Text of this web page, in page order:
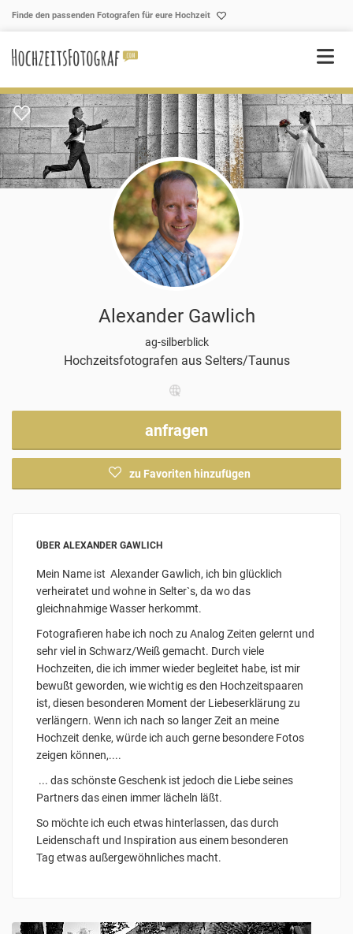
Finde den passenden Fotografen für eure Hochzeit
Alexander Gawlich
ag-silberblick
Hochzeitsfotografen aus Selters/Taunus
anfragen
zu Favoriten hinzufügen
ÜBER ALEXANDER GAWLICH
Mein Name ist Alexander Gawlich, ich bin glücklich
verheiratet und wohne in Selter`s, da wo das
gleichnahmige Wasser herkommt.
Fotografieren habe ich noch zu Analog Zeiten gelernt und
sehr viel in Schwarz/Weiß gemacht. Durch viele
Hochzeiten, die ich immer wieder begleitet habe, ist mir
bewußt geworden, wie wichtig es den Hochzeitspaaren
ist, diesen besonderen Moment der Liebeserklärung zu
verlängern. Wenn ich nach so langer Zeit an meine
Hochzeit denke, würde ich auch gerne besondere Fotos
zeigen können,....
... das schönste Geschenk ist jedoch die Liebe seines
Partners das einen immer lächeln läßt.
So möchte ich euch etwas hinterlassen, das durch
Leidenschaft und Inspiration aus einem besonderen
Tag etwas außergewöhnliches macht.